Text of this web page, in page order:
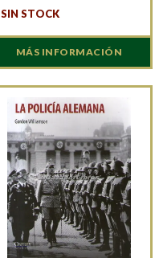
SIN STOCK
MÁS INFORMACIÓN